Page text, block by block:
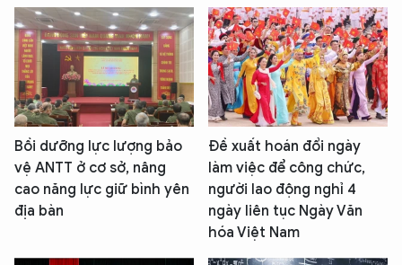
Bồi dưỡng lực lượng bảo
vệ ANTT ở cơ sở, nâng
cao năng lực giữ bình yên
địa bàn
Đề xuất hoán đổi ngày
làm việc để công chức,
người lao động nghỉ 4
ngày liên tục Ngày Văn
hóa Việt Nam